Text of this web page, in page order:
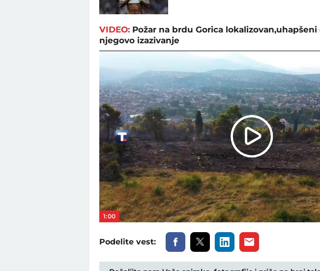
VIDEO: Požar na brdu Gorica
njegovo izazivanje
Play
Video
1:00
Podelite vest: